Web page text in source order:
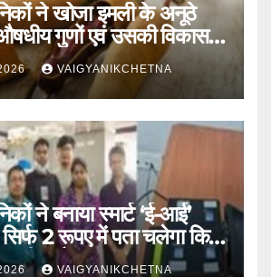
ने खोजा इमली के अनूठे
गुणों एवं उसकी विकास
VAIGYANIKCHETNA
स्मार्ट ‘ई-आई’
2 रूपए में पता चलेगा कि
है।
VAIGYANIKCHETNA